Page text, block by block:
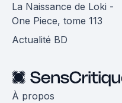
La Naissance de Loki -
One Piece, tome 113
Actualité BD
À propos